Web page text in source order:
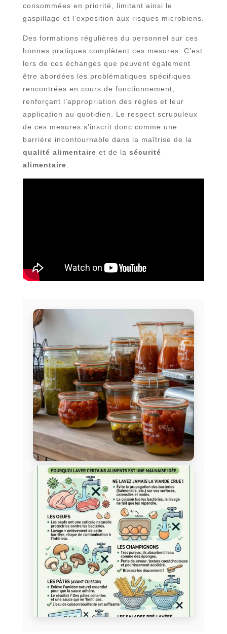
consommées en priorité, limitant ainsi le
gaspillage et l’exposition aux risques microbiens.
Des formations régulières du personnel sur ces
bonnes pratiques complètent ces mesures. C’est
lors de ces échanges que peuvent également
être abordées les problématiques spécifiques
rencontrées en cours de fonctionnement,
renforçant l’appropriation des règles et leur
application au quotidien. Le respect scrupuleux
de ces mesures s’inscrit donc comme une
barrière incontournable dans la maîtrise de la
qualité alimentaire et de la sécurité
alimentaire